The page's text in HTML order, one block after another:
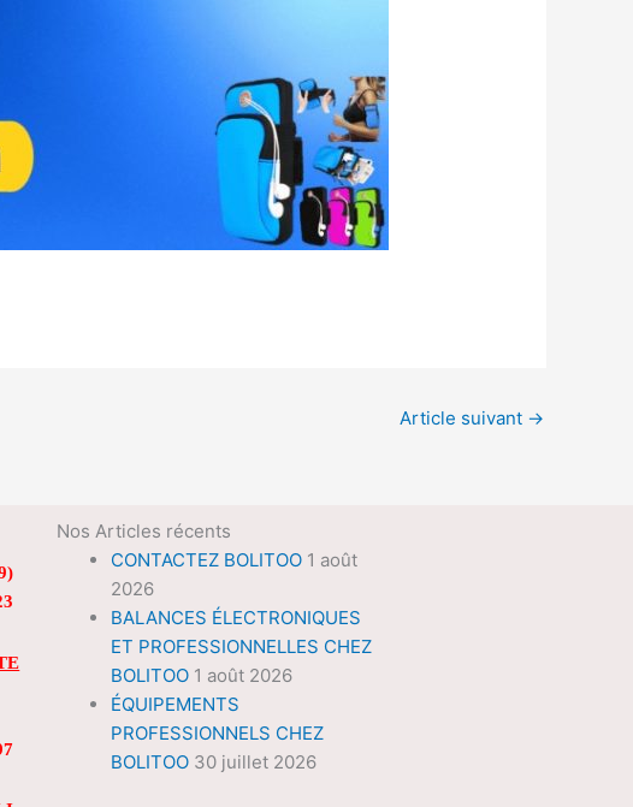
Article suivant →
Nos Articles récents
CONTACTEZ BOLITOO 1 août
2026
BALANCES ÉLECTRONIQUES
ET PROFESSIONNELLES CHEZ
BOLITOO 1 août 2026
ÉQUIPEMENTS
PROFESSIONNELS CHEZ
BOLITOO 30 juillet 2026